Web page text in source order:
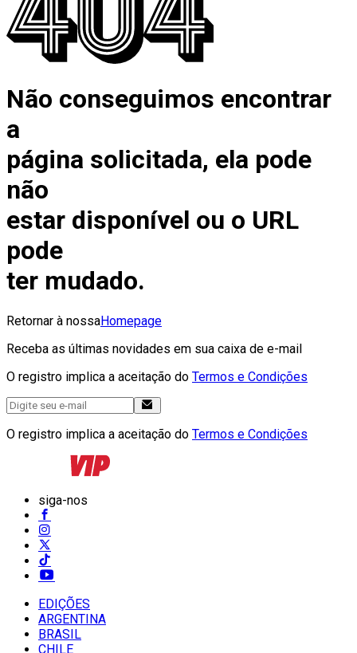
Não conseguimos encontrar
a
página solicitada, ela pode
não
estar disponível ou o URL
pode
ter mudado.
Retornar à nossaHomepage
Receba as últimas novidades em sua caixa de e-mail
O registro implica a aceitação do Termos e Condições
O registro implica a aceitação do Termos e Condições
siga-nos
EDIÇÕES
ARGENTINA
BRASIL
CHILE